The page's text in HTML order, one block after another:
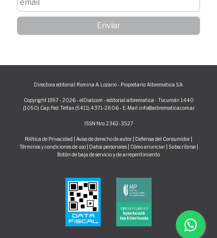
Directora editorial: Romina A. Lozano - Propietario: Albrematica S.A.
Copyright 1997 - 2026 - elDial.com - editorial albrematica - Tucumán 1440
(1050) Cap. Fed. Telfax (5411) 4371-2806 - E-Mail: info@albrematica.com.ar
ISSN Nro. 2362-3527
Política de Privacidad Aviso de derecho de autor Defensa del Consumidor
Términos y condiciones de uso| Datos personales| Cómo anunciar| Subscribirse
Botón de baja de servicio y de arrepentimiento